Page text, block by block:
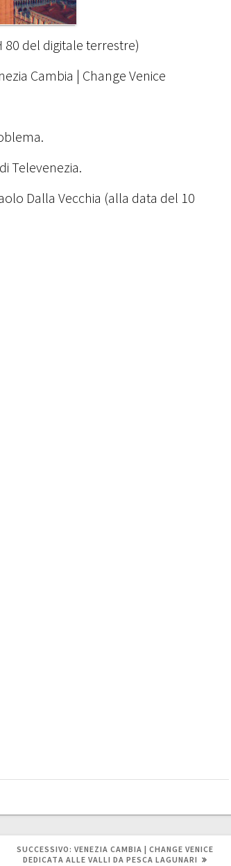
80 del digitale terrestre)
Cambia | Change Venice
Televenezia.
Dalla Vecchia (alla data del 10
SUCCESSIVO: ARTICOLO
SUCCESSIVO:
VENEZIA CAMBIA | CHANGE VENICE
DEDICATA ALLE VALLI DA PESCA LAGUNARI